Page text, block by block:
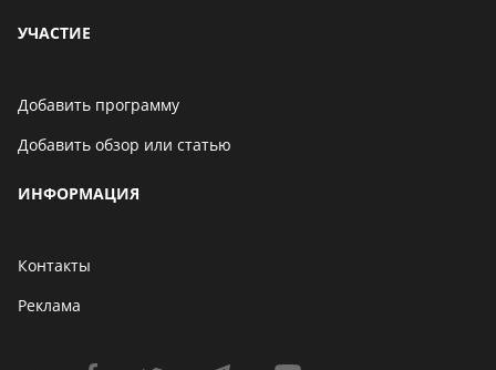
УЧАСТИЕ
Добавить программу
Добавить обзор или статью
ИНФОРМАЦИЯ
Контакты
Реклама